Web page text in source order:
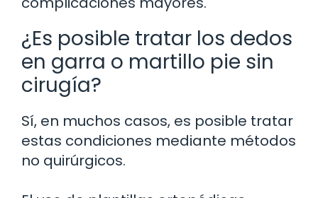
¿Es posible tratar los dedos
en garra o martillo pie sin
cirugía?
Sí, en muchos casos, es posible tratar
estas condiciones mediante métodos
no quirúrgicos.